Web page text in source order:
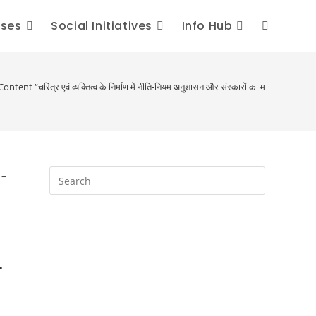
Social Initiatives Info Hub Toggle
“चरित्र एवं व्यक्तित्व के निर्माण में नीति-नियम अनुशासन और संस्कारों का महत्व” –